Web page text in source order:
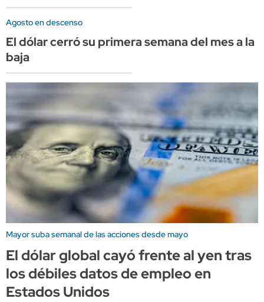
Agosto en descenso
El dólar cerró su primera semana del mes a la
baja
Mayor suba semanal de las acciones desde mayo
El dólar global cayó frente al yen tras
los débiles datos de empleo en
Estados Unidos